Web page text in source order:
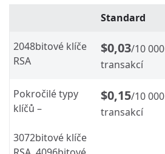
Standard
2048bitové klíče
RSA
$0,03/10 000
transakcí
Pokročilé typy
klíčů –
3072bitové klíče
$0,15/10 000
transakcí